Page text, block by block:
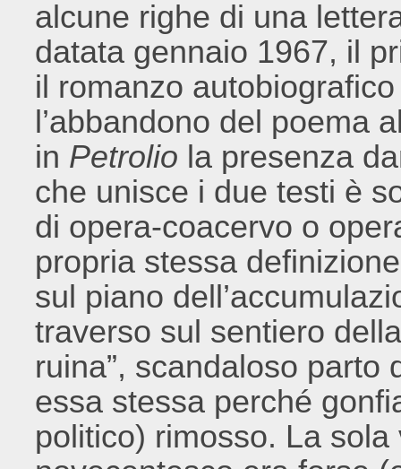
alcune righe di una
datata gennaio 1967, il
il romanzo
l’abbandono del poema
in Petrolio la presenza
che unisce i due testi è
di opera-coacervo o
propria stessa
sul piano
traverso sul sentiero
ruina”, scandaloso parto
essa stessa perché
politico) rimosso. La